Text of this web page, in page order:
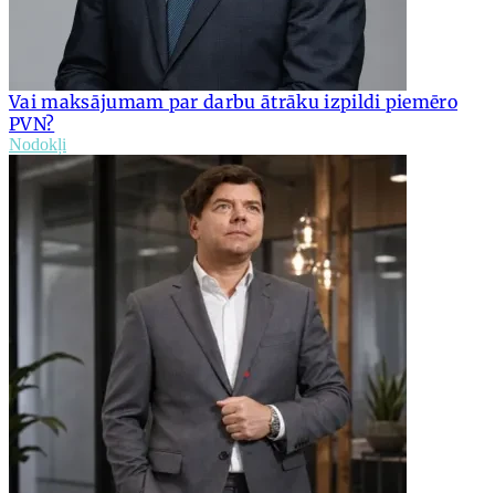
Vai maksājumam par darbu ātrāku izpildi piemēro
PVN?
Nodokļi